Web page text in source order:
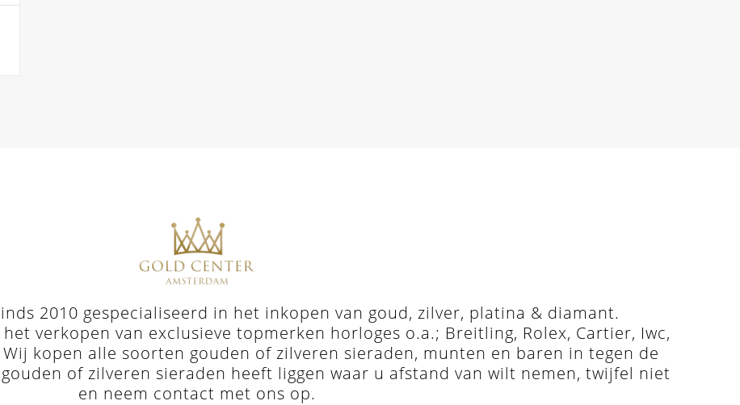
2010 gespecialiseerd in het inkopen van goud, zilver, platina & diamant.
verkopen van exclusieve topmerken horloges o.a.; Breitling, Rolex, Cartier, Iwc,
kopen alle soorten gouden of zilveren sieraden, munten en baren in tegen de
of zilveren sieraden heeft liggen waar u afstand van wilt nemen, twijfel niet
en neem contact met ons op.